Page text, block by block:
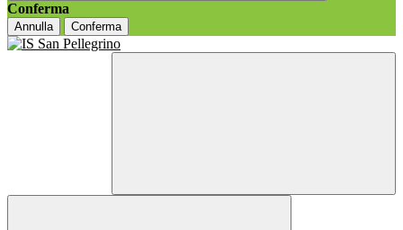
Conferma
Annulla Conferma